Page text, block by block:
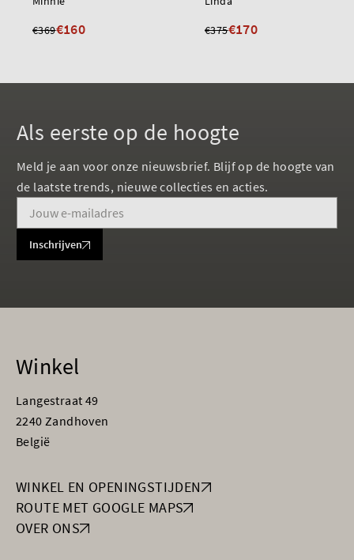
€369€160 €375€170
Als eerste op de hoogte
Meld je aan voor onze nieuwsbrief. Blijf op de hoogte van
de laatste trends, nieuwe collecties en acties.
Inschrijven
Winkel
Langestraat 49
2240 Zandhoven
België
WINKEL EN OPENINGSTIJDEN
ROUTE MET GOOGLE MAPS
OVER ONS